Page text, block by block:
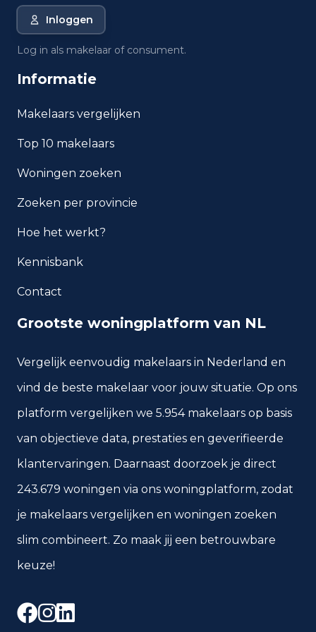
Wat is de gemiddelde WOZ-
Wat is het gemiddelde
Hoe veilig is wonen in Den
Welke woningtypen komen
het meest voor in Den Haag?
Inloggen
Log in als makelaar of consument.
Informatie
Makelaars vergelijken
Top 10 makelaars
Woningen zoeken
Zoeken per provincie
Hoe het werkt?
Kennisbank
Contact
Grootste woningplatform van NL
Vergelijk eenvoudig makelaars in Nederland en
vind de beste makelaar voor jouw situatie. Op ons
platform vergelijken we 5.954 makelaars op basis
van objectieve data, prestaties en geverifieerde
klantervaringen. Daarnaast doorzoek je direct
243.679 woningen via ons woningplatform, zodat
je makelaars vergelijken en woningen zoeken
slim combineert. Zo maak jij een betrouwbare
keuze!
Facebook
Instagram
LinkedIn